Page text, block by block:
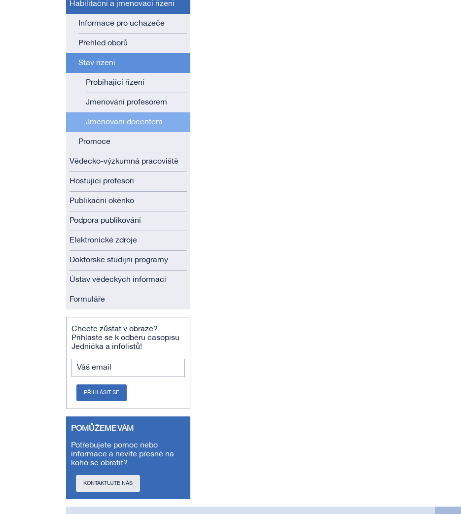
Habilitační a jmenovací řízení
Informace pro uchazeče
Přehled oborů
Stav řízení
Probíhající řízení
Jmenování profesorem
Jmenování docentem
Promoce
Vědecko-výzkumná pracoviště
Hostující profesoři
Publikační okénko
Podpora publikování
Elektronické zdroje
Doktorské studijní programy
Ústav vědeckých informací
Formuláře
Chcete zůstat v obraze?
Přihlaste se k odběru časopisu
Jednička a infolistů!
Váš email
PŘIHLÁSIT SE
POMŮŽEME VÁM
Potřebujete pomoc nebo
informace a nevíte přesně na
koho se obrátit?
KONTAKTUJTE NÁS